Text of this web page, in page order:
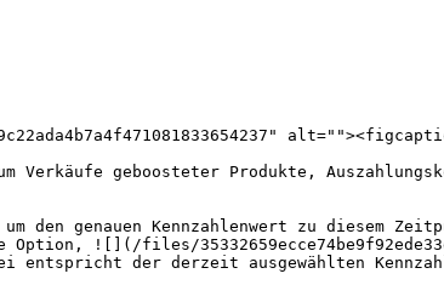
um Verkäufe geboosteter Produkte,
den genauen Kennzahlenwert zu diesem
Option, ![](/files/
entspricht der derzeit ausgewählten